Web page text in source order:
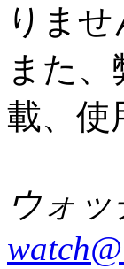
りませ
また
載、使
ウォッ